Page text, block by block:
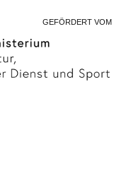
GEFÖRDERT VOM